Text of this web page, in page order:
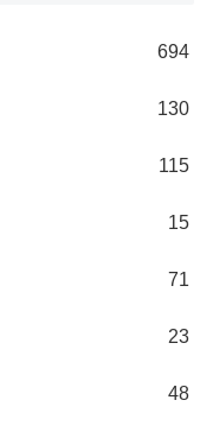
694
130
115
15
71
23
48